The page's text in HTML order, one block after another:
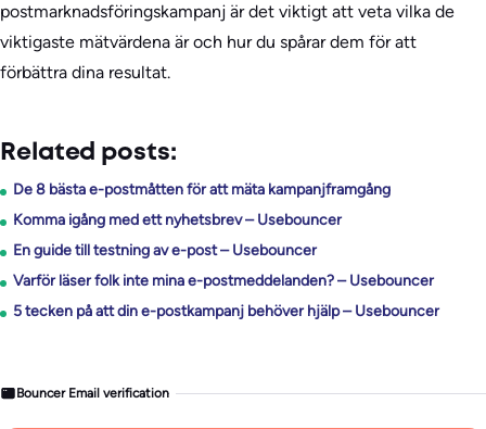
postmarknadsföringskampanj är det viktigt att veta vilka de
viktigaste mätvärdena är och hur du spårar dem för att
förbättra dina resultat.
Related posts:
De 8 bästa e-postmåtten för att mäta kampanjframgång
Komma igång med ett nyhetsbrev – Usebouncer
En guide till testning av e-post – Usebouncer
Varför läser folk inte mina e-postmeddelanden? – Usebouncer
5 tecken på att din e-postkampanj behöver hjälp – Usebouncer
Bouncer Email verification